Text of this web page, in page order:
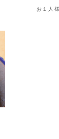
お１人様